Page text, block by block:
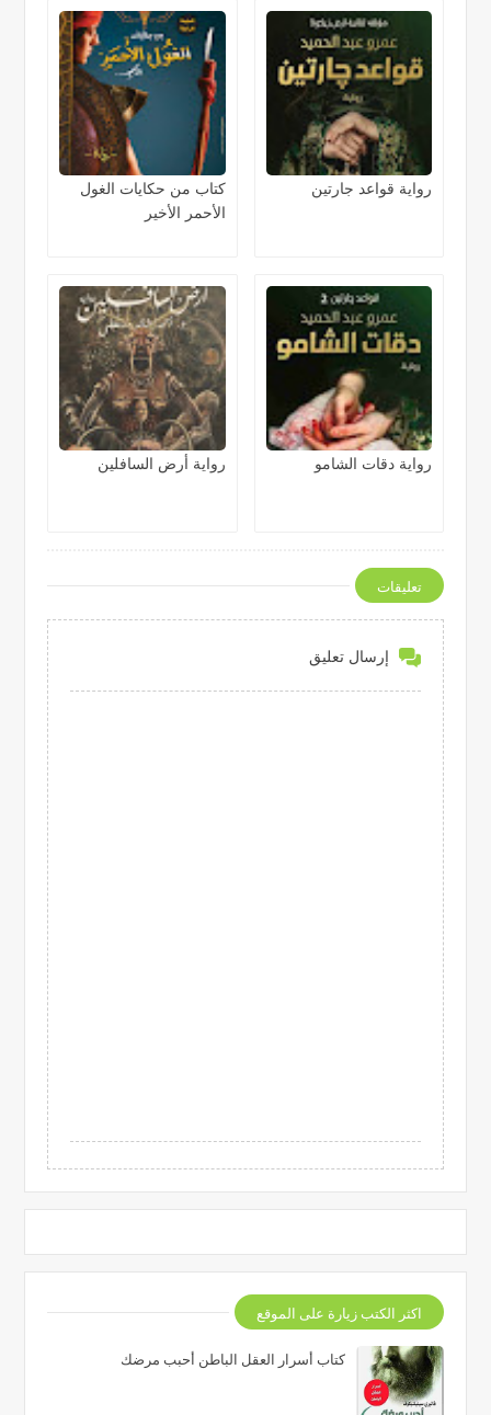
رواية قواعد جارتين
كتاب من حكايات الغول
الأحمر الأخير
رواية دقات الشامو رواية أرض السافلين
تعليقات
إرسال تعليق
اكثر الكتب زيارة على الموقع
كتاب أسرار العقل الباطن أحبب مرضك